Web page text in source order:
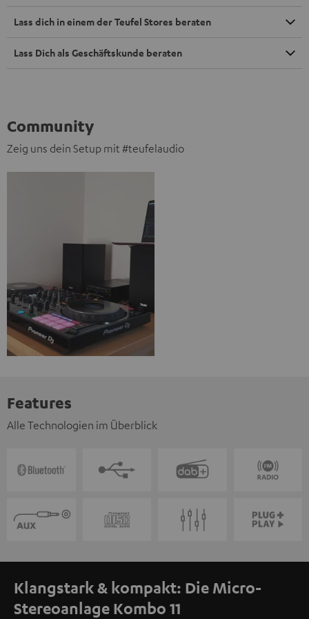
Lass dich in einem der Teufel Stores beraten
Lass Dich als Geschäftskunde beraten
Community
Zeig uns dein Setup mit #teufelaudio
Features
Alle Technologien im Überblick
Klangstark & kompakt: Die Micro-
Stereoanlage Kombo 11